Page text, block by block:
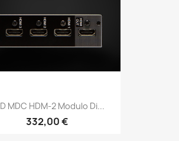
MDC HDM-2 Modulo Di...
332,00 €